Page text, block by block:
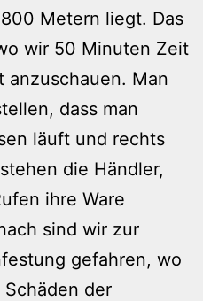
Metern liegt. Das
wir 50 Minuten Zeit
anzuschauen. Man
dass man
läuft und rechts
die Händler,
ihre Ware
sind wir zur
gefahren, wo
der